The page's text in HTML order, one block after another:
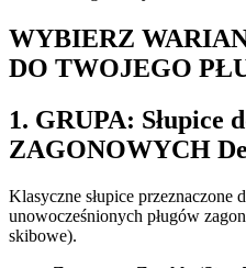
WYBIERZ
DO TWOJEGO
1. GRUPA: Słupice
ZAGONOWYCH
Klasyczne słupice przeznaczone
unowocześnionych pługów
skibowe).